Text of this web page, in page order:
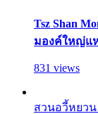
Tsz Shan
มองค์ใหญ่แ
831 views
สวนอวี้หยว